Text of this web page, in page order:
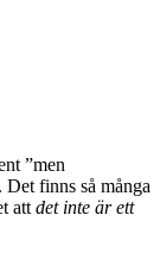
”men
finns så många
att det inte är ett